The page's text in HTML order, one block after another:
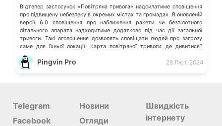
Відтепер застосунок «Повітряна тривога» надсилатиме сповіщення
про підвищену небезпеку в окремих містах та громадах. В оновленій
версії 6.0 сповіщення про наближення ракети чи безпілотного
літального апарата надходитиме додатково під час дії загальної
тривоги. Такі оголошення дозволять сповіщати людей про загрозу
саме для їхньої локації. Карта повітряної тривоги: де дивитися?
Застосунок Повітряна тривога отримав нові важливі […]
Pingvin Pro 28 Лют, 2024
Telegram
Facebook
Новини
Огляди
Швидкість
інтернету